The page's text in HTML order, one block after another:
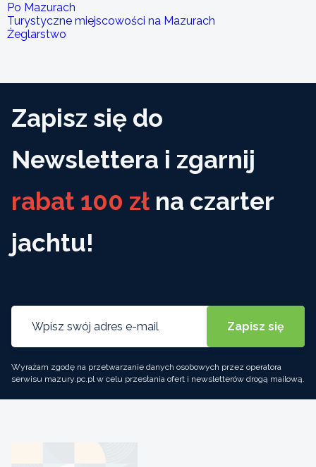
Po Mazurach
Turystyczne miejscowości na Mazurach
Żeglarstwo
Zapisz się do
Newslettera i zgarnij
rabat 100 zł na czarter
jachtu!
Wyrażam zgodę na przetwarzanie danych osobowych przez operatora
serwisu mazury.pc.pl w celu przesłania ofert i newsletterów drogą mailową.